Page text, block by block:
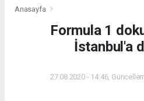
Anasayfa
Formula 1
İstanbul'a
27.08.2020 - 14:46,